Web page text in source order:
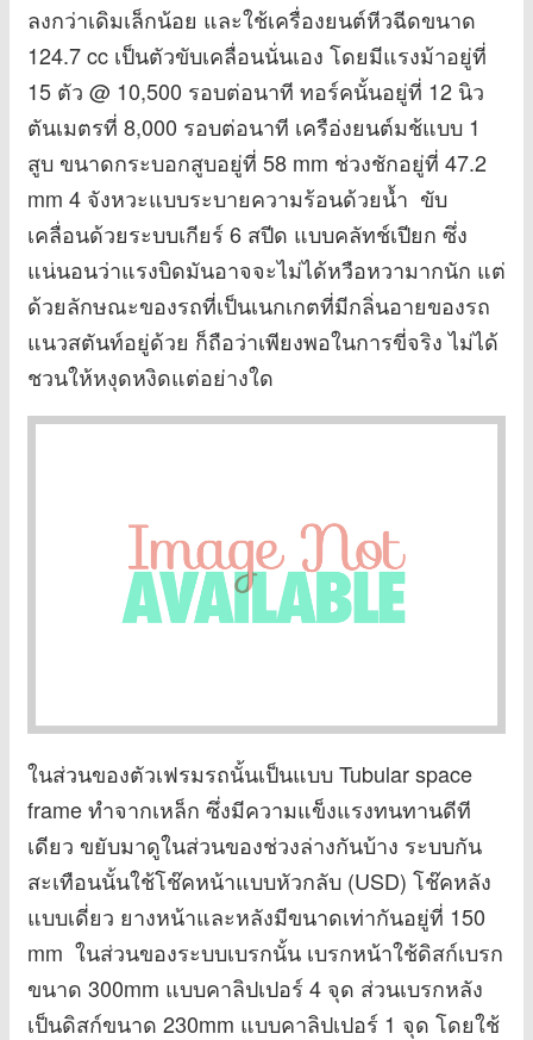
ลงกว่าเดิมเล็กน้อย และใช้เครื่องยนต์หีวฉีดขนาด
124.7 cc เป็นตัวขับเคลื่อนนั่นเอง โดยมีแรงม้าอยู่ที่
15 ตัว @ 10,500 รอบต่อนาที ทอร์คนั้นอยู่ที่ 12 นิว
ตันเมตรที่ 8,000 รอบต่อนาที เครือ่งยนต์มช้แบบ 1
สูบ ขนาดกระบอกสูบอยู่ที่ 58 mm ช่วงชักอยู่ที่ 47.2
mm 4 จังหวะแบบระบายความร้อนด้วยน้ำ ขับ
เคลื่อนด้วยระบบเกียร์ 6 สปีด แบบคลัทช์เปียก ซึ่ง
แน่นอนว่าแรงบิดมันอาจจะไม่ได้หวือหวามากนัก แต่
ด้วยลักษณะของรถที่เป็นเนกเกตที่มีกลิ่นอายของรถ
แนวสตันท์อยู่ด้วย ก็ถือว่าเพียงพอในการขี่จริง ไม่ได้
ชวนให้หงุดหงิดแต่อย่างใด
ในส่วนของตัวเฟรมรถนั้นเป็นแบบ Tubular space
frame ทำจากเหล็ก ซึ่งมีความแข็งแรงทนทานดีที
เดียว ขยับมาดูในส่วนของช่วงล่างกันบ้าง ระบบกัน
สะเทือนนั้นใช้โช๊คหน้าแบบหัวกลับ (USD) โช๊คหลัง
แบบเดี่ยว ยางหน้าและหลังมีขนาดเท่ากันอยู่ที่ 150
mm ในส่วนของระบบเบรกนั้น เบรกหน้าใช้ดิสก์เบรก
ขนาด 300mm แบบคาลิปเปอร์ 4 จุด ส่วนเบรกหลัง
เป็นดิสก์ขนาด 230mm แบบคาลิปเปอร์ 1 จุด โดยใช้